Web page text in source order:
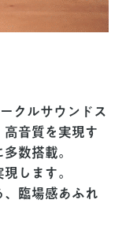
クルサウンドス
音質を実現す
数搭載。
します。
、臨場感あふれ